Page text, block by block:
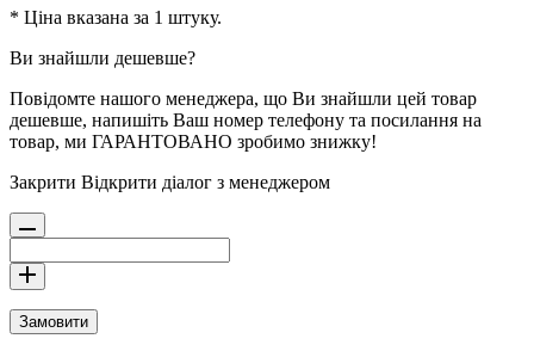
* Ціна вказана за 1 штуку.
Ви знайшли дешевше?
Повідомте нашого менеджера, що Ви знайшли цей товар
дешевше, напишіть Ваш номер телефону та посилання на
товар, ми ГАРАНТОВАНО зробимо знижку!
Закрити Відкрити діалог з менеджером
Замовити